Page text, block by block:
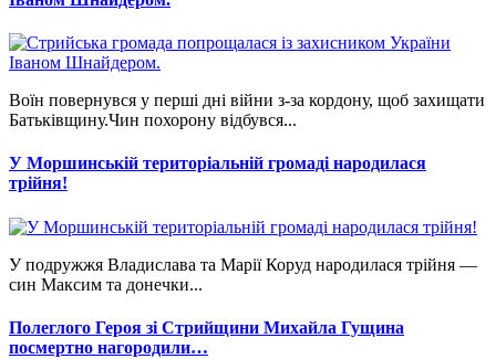
Воїн повернувся у перші дні війни з-за кордону, щоб захищати
Батьківщину.Чин похорону відбувся...
У Моршинській територіальній громаді народилася
трійня!
У подружжя Владислава та Марії Коруд народилася трійня —
син Максим та донечки...
Полеглого Героя зі Стрийщини Михайла Гущина
посмертно нагородили…